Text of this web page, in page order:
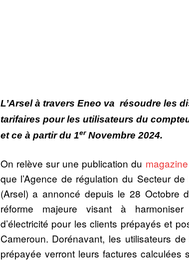
L’Arsel à travers Eneo va résoudre les
tarifaires pour les utilisateurs du
et ce à partir du 1erNovembre 2024.
On relève sur une publication du
que l’Agence de régulation du Secteur de
(Arsel) a annoncé depuis le 28 Octobre
réforme majeure visant à
d’électricité pour les clients prépayés et
Cameroun. Dorénavant, les utilisateurs de
prépayée verront leurs factures calculées